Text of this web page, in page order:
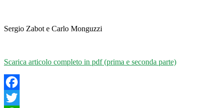
Sergio Zabot e Carlo Monguzzi
Scarica articolo completo in pdf (prima e seconda parte)
Facebook